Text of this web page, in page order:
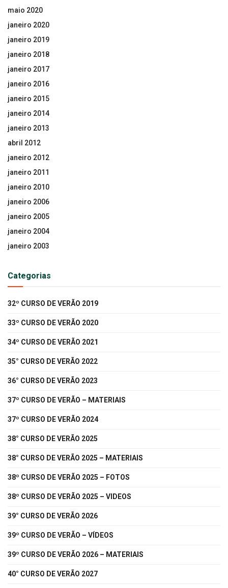
maio 2020
janeiro 2020
janeiro 2019
janeiro 2018
janeiro 2017
janeiro 2016
janeiro 2015
janeiro 2014
janeiro 2013
abril 2012
janeiro 2012
janeiro 2011
janeiro 2010
janeiro 2006
janeiro 2005
janeiro 2004
janeiro 2003
Categorias
32º CURSO DE VERÃO 2019
33º CURSO DE VERÃO 2020
34º CURSO DE VERÃO 2021
35° CURSO DE VERÃO 2022
36° CURSO DE VERÃO 2023
37º CURSO DE VERÃO – MATERIAIS
37º CURSO DE VERÃO 2024
38° CURSO DE VERÃO 2025
38° CURSO DE VERÃO 2025 – MATERIAIS
38º CURSO DE VERÃO 2025 – FOTOS
38º CURSO DE VERÃO 2025 – VIDEOS
39° CURSO DE VERÃO 2026
39º CURSO DE VERÃO – VÍDEOS
39º CURSO DE VERÃO 2026 – MATERIAIS
40° CURSO DE VERÃO 2027